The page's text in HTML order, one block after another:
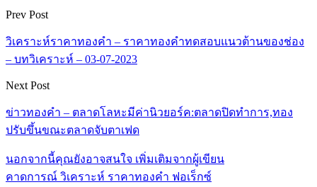
Prev Post
วิเคราะห์ราคาทองคำ – ราคาทองคำทดสอบแนวต้านของช่อง
– บทวิเคราะห์ – 03-07-2023
Next Post
ข่าวทองคำ – ตลาดโลหะมีค่านิวยอร์ค:ตลาดปิดทำการ,ทอง
ปรับขึ้นขณะตลาดจับตาเฟด
นอกจากนี้คุณยังอาจสนใจ เพิ่มเติมจากผู้เขียน
คาดการณ์ วิเคราะห์ ราคาทองคำ ฟอเร็กซ์